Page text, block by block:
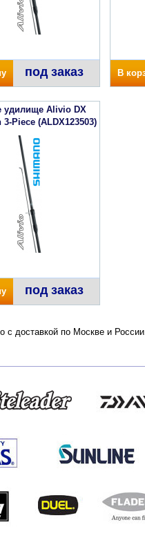
под заказ В
удилище Alivio DX
Piece (ALDX123503)
под заказ
с доставкой по Москве и